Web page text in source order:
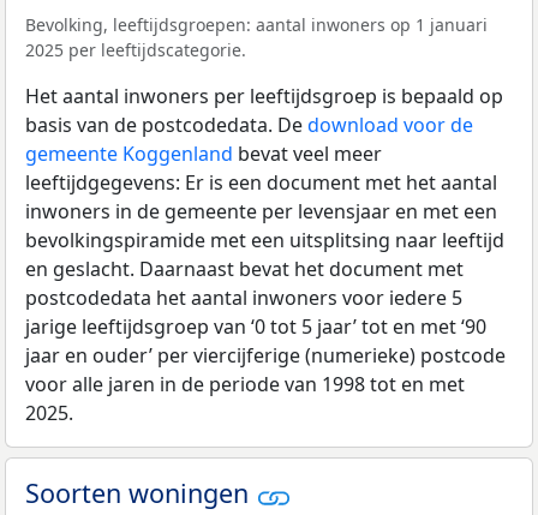
Bevolking, leeftijdsgroepen: aantal inwoners op 1 januari
2025 per leeftijdscategorie.
Het aantal inwoners per leeftijdsgroep is bepaald op
basis van de postcodedata. Dedownload voor de
gemeente Koggenland bevat veel meer
leeftijdgegevens: Er is een document met het aantal
inwoners in de gemeente per levensjaar en met een
bevolkingspiramide met een uitsplitsing naar leeftijd
en geslacht. Daarnaast bevat het document met
postcodedata het aantal inwoners voor iedere 5
jarige leeftijdsgroep van ‘0 tot 5 jaar’ tot en met ‘90
jaar en ouder’ per viercijferige (numerieke) postcode
voor alle jaren in de periode van 1998 tot en met
2025.
Soorten woningen